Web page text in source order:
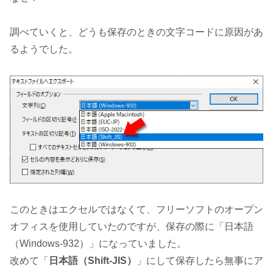
調べていくと、どうも保存のときの文字コードに原因があ
るようでした。
このときはエクセルではなくて、フリーソフトのオープン
オフィスを使用していたのですが、保存の際に「日本語
（Windows-932）」になっていました。
改めて「 日本語（Shift-JIS）
」にして保存したら無事にア